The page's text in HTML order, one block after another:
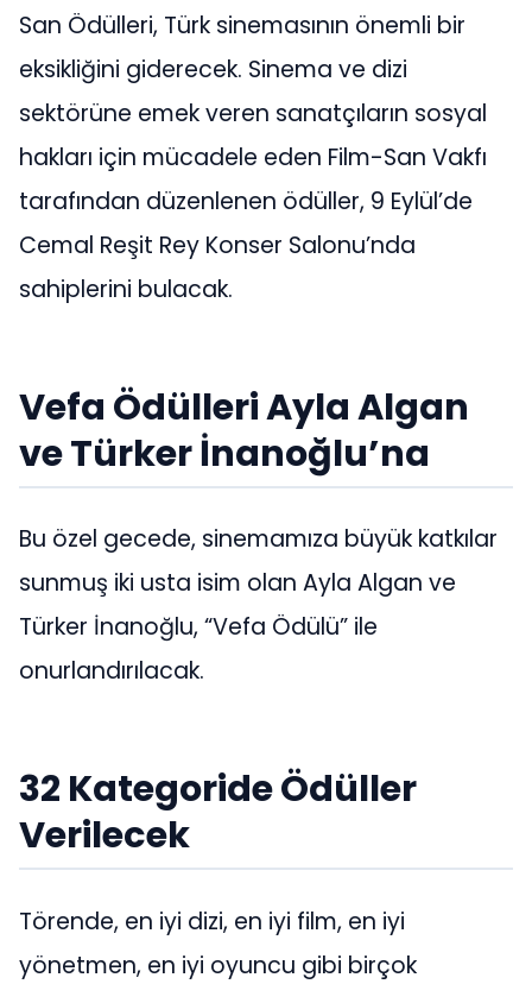
San Ödülleri, Türk sinemasının önemli bir
eksikliğini giderecek. Sinema ve dizi
sektörüne emek veren sanatçıların sosyal
hakları için mücadele eden Film-San Vakfı
tarafından düzenlenen ödüller, 9 Eylül’de
Cemal Reşit Rey Konser Salonu’nda
sahiplerini bulacak.
Vefa Ödülleri Ayla Algan
ve Türker İnanoğlu’na
Bu özel gecede, sinemamıza büyük katkılar
sunmuş iki usta isim olan Ayla Algan ve
Türker İnanoğlu, “Vefa Ödülü” ile
onurlandırılacak.
32 Kategoride Ödüller
Verilecek
Törende, en iyi dizi, en iyi film, en iyi
yönetmen, en iyi oyuncu gibi birçok